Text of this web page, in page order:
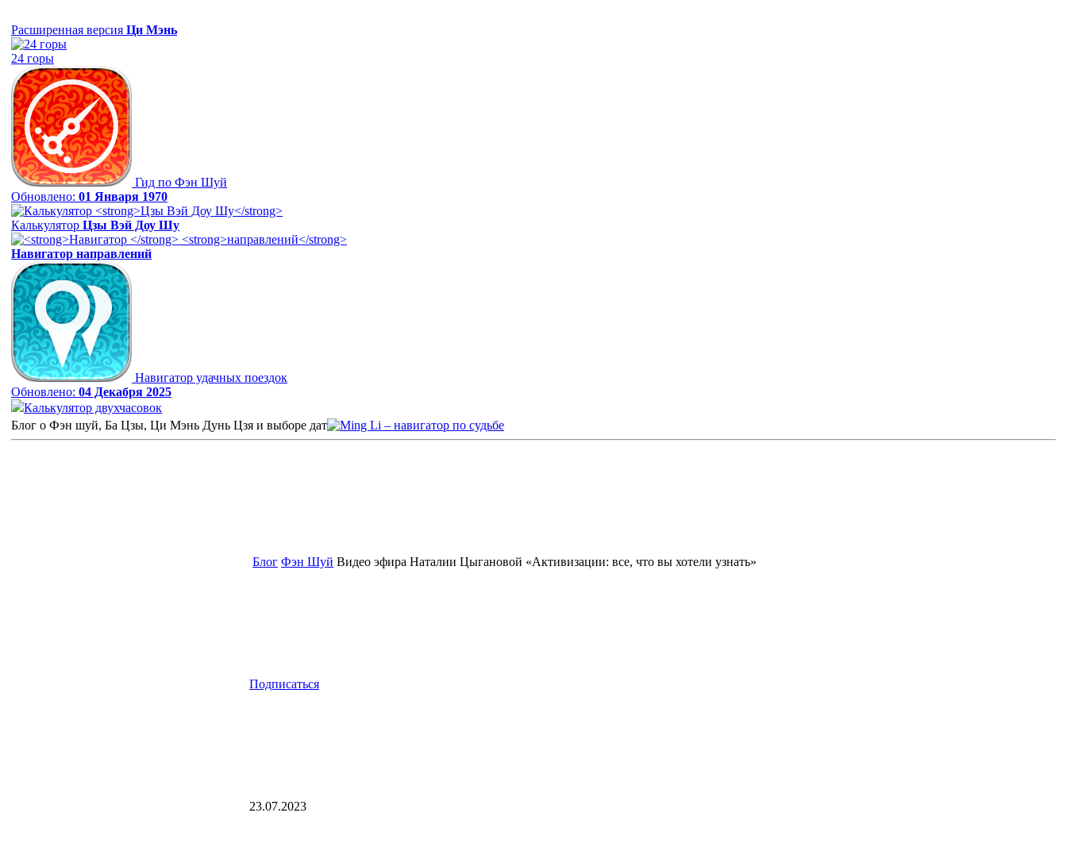
Расширенная версия Ци Мэнь
24 горы
Гид по Фэн Шуй
Обновлено: 01 Января 1970
Калькулятор Цзы Вэй Доу Шу
Навигатор направлений
Навигатор удачных поездок
Обновлено: 04 Декабря 2025
Калькулятор двухчасовок
Блог о Фэн шуй, Ба Цзы, Ци Мэнь Дунь Цзя и выборе дат
Блог Фэн Шуй Видео эфира Наталии Цыгановой «Активизации: все, что вы хотели узнать»
Подписаться
23.07.2023